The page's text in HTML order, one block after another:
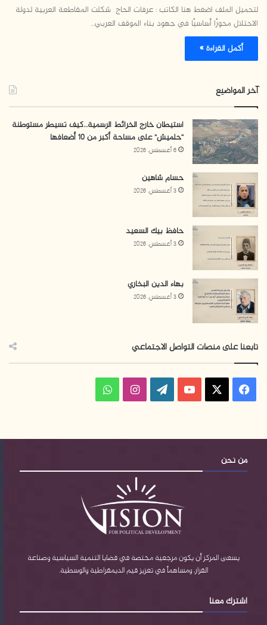
لتحميل الملف اضغط هنا الكاتب : عرفات الحاج شكلت المقاطعة العربية لدولة
الاحتلال محورًا أساسيًا في جهود بناء الموقف العربي…
أكمل القراءة »
آخر المواضيع
استيطان خارج الخرائط الرسمية…كيف تسيطر مستوطنة
“حلميش” على مساحة أكبر من 10 أضعافها
6 أغسطس، 2026
حسام شاهين
3 أغسطس، 2026
حافظ بيك السعيد
3 أغسطس، 2026
بهاء الدين البخاري
3 أغسطس، 2026
تابعنا على منصات التواصل الاجتماعي
س
ب
o
u
b
e
o
d
P
r
e
س
ق
ر
ا
م
ت
ب
من نحن
يسعى المركز أن يكون مرجعية مختصة في قضايا التنمية السياسية وصناعة
القرار، ومساهماً في تعزيز قيم الديمقراطية والوسطية.
اشترك معنا